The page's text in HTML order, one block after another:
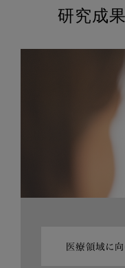
研究成